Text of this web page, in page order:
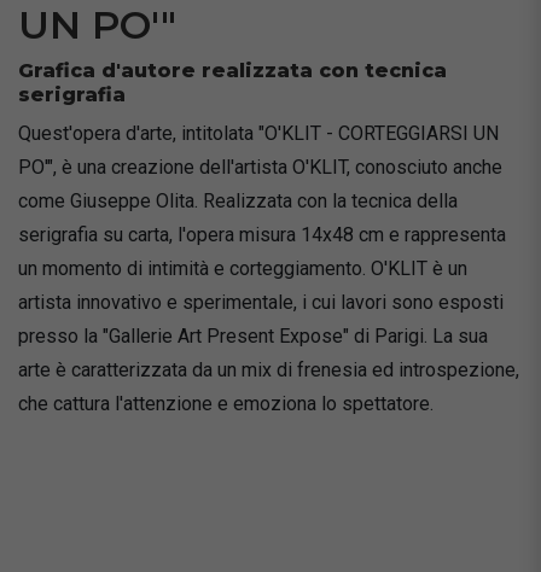
UN PO'"
Grafica d'autore realizzata con tecnica
serigrafia
Quest'opera d'arte, intitolata "O'KLIT - CORTEGGIARSI UN
PO'", è una creazione dell'artista O'KLIT, conosciuto anche
come Giuseppe Olita. Realizzata con la tecnica della
serigrafia su carta, l'opera misura 14x48 cm e rappresenta
un momento di intimità e corteggiamento. O'KLIT è un
artista innovativo e sperimentale, i cui lavori sono esposti
presso la "Gallerie Art Present Expose" di Parigi. La sua
arte è caratterizzata da un mix di frenesia ed introspezione,
che cattura l'attenzione e emoziona lo spettatore.